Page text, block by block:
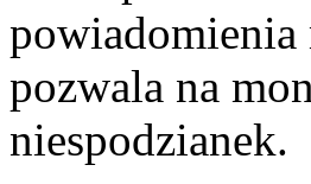
powiadomienia
pozwala na
niespodzianek.